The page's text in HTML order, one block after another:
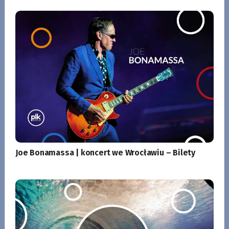
Joe Bonamassa | koncert we Wrocławiu – Bilety